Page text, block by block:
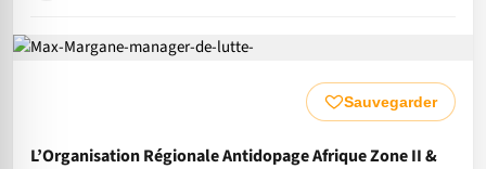
Sauvegarder
L’Organisation Régionale Antidopage Afrique Zone II &